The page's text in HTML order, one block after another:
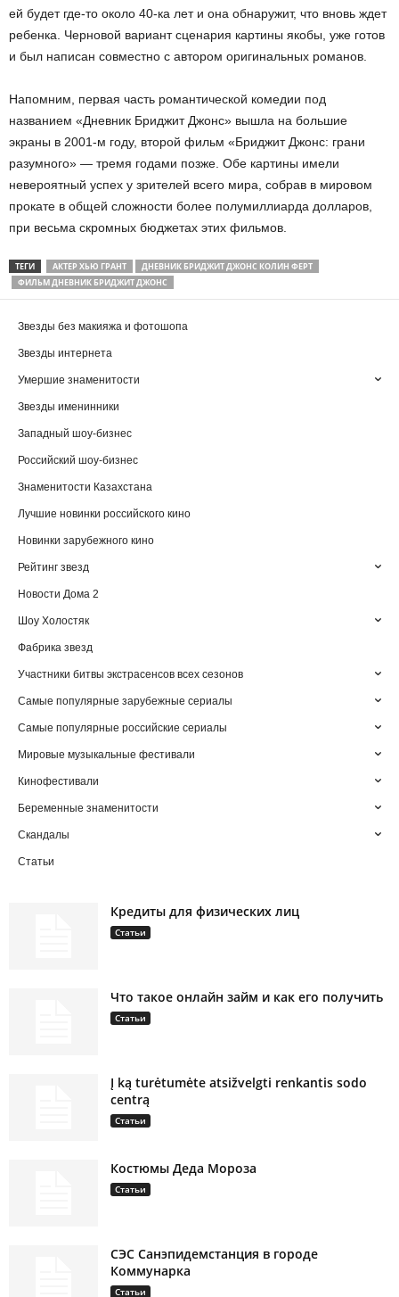
ей будет где-то около 40-ка лет и она обнаружит, что вновь ждет
ребенка. Черновой вариант сценария картины якобы, уже готов
и был написан совместно с автором оригинальных романов.
Напомним, первая часть романтической комедии под
названием «Дневник Бриджит Джонс» вышла на большие
экраны в 2001-м году, второй фильм «Бриджит Джонс: грани
разумного» — тремя годами позже. Обе картины имели
невероятный успех у зрителей всего мира, собрав в мировом
прокате в общей сложности более полумиллиарда долларов,
при весьма скромных бюджетах этих фильмов.
ТЕГИ АКТЕР ХЬЮ ГРАНТ
ДНЕВНИК БРИДЖИТ ДЖОНС КОЛИН ФЕРТ
ФИЛЬМ ДНЕВНИК БРИДЖИТ ДЖОНС
Звезды без макияжа и фотошопа
Звезды интернета
Умершие знаменитости
Звезды именинники
Западный шоу-бизнес
Российский шоу-бизнес
Знаменитости Казахстана
Лучшие новинки российского кино
Новинки зарубежного кино
Рейтинг звезд
Новости Дома 2
Шоу Холостяк
Фабрика звезд
Участники битвы экстрасенсов всех сезонов
Самые популярные зарубежные сериалы
Самые популярные российские сериалы
Мировые музыкальные фестивали
Кинофестивали
Беременные знаменитости
Скандалы
Статьи
Кредиты для физических лиц
Статьи
Что такое онлайн займ и как его получить
Статьи
Į ką turėtumėte atsižvelgti renkantis sodo
centrą
Статьи
Костюмы Деда Мороза
Статьи
СЭС Санэпидемстанция в городе
Коммунарка
Статьи